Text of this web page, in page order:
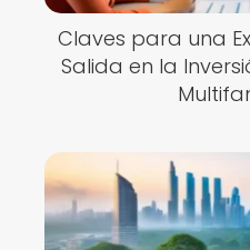
Claves para una
Salida en la